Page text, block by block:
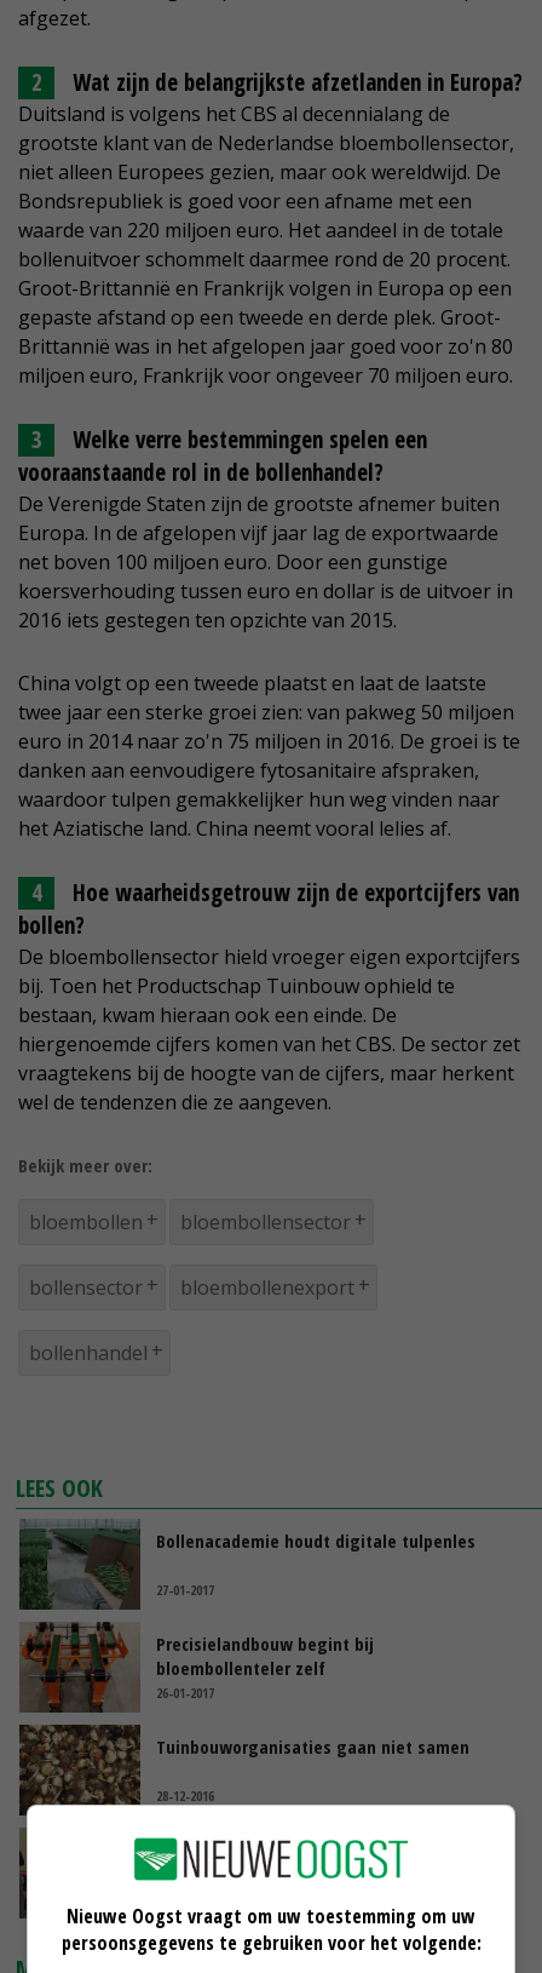
afgezet.
Wat zijn de belangrijkste afzetlanden in Europa?
Duitsland is volgens het CBS al decennialang de
grootste klant van de Nederlandse bloembollensector,
niet alleen Europees gezien, maar ook wereldwijd. De
Bondsrepubliek is goed voor een afname met een
waarde van 220 miljoen euro. Het aandeel in de totale
bollenuitvoer schommelt daarmee rond de 20 procent.
Groot-Brittannië en Frankrijk volgen in Europa op een
gepaste afstand op een tweede en derde plek. Groot-
Brittannië was in het afgelopen jaar goed voor zo'n 80
miljoen euro, Frankrijk voor ongeveer 70 miljoen euro.
Welke verre bestemmingen spelen een
vooraanstaande rol in de bollenhandel?
De Verenigde Staten zijn de grootste afnemer buiten
Europa. In de afgelopen vijf jaar lag de exportwaarde
net boven 100 miljoen euro. Door een gunstige
koersverhouding tussen euro en dollar is de uitvoer in
2016 iets gestegen ten opzichte van 2015.
China volgt op een tweede plaatst en laat de laatste
twee jaar een sterke groei zien: van pakweg 50 miljoen
euro in 2014 naar zo'n 75 miljoen in 2016. De groei is te
danken aan eenvoudigere fytosanitaire afspraken,
waardoor tulpen gemakkelijker hun weg vinden naar
het Aziatische land. China neemt vooral lelies af.
Hoe waarheidsgetrouw zijn de exportcijfers van
bollen?
De bloembollensector hield vroeger eigen exportcijfers
bij. Toen het Productschap Tuinbouw ophield te
bestaan, kwam hieraan ook een einde. De
hiergenoemde cijfers komen van het CBS. De sector zet
vraagtekens bij de hoogte van de cijfers, maar herkent
wel de tendenzen die ze aangeven.
Bekijk meer over:
bloembollen bloembollensector
bollensector bloembollenexport
bollenhandel
LEES OOK
Bollenacademie houdt digitale tulpenles
27-01-2017
Precisielandbouw begint bij
bloembollenteler zelf
26-01-2017
Tuinbouworganisaties gaan niet samen
28-12-2016
Erfemissiescan nu ook voor bloembollenteelt
Nieuwe Oogst vraagt om uw toestemming om uw
persoonsgegevens te gebruiken voor het volgende: